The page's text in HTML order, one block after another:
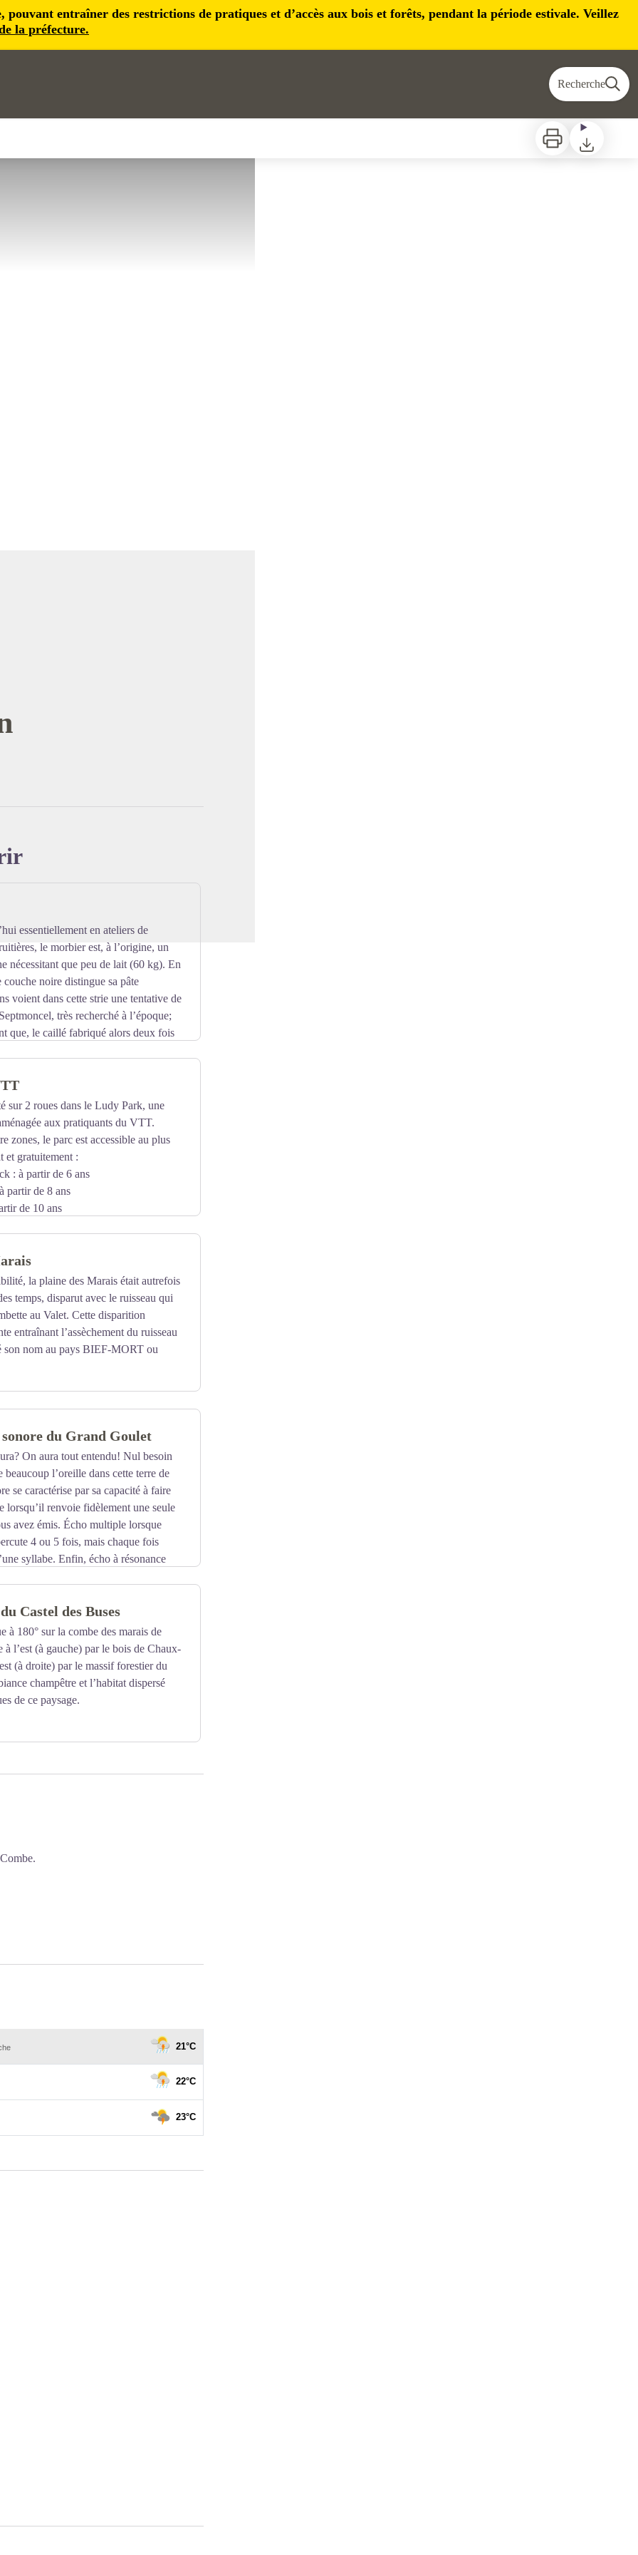
entraîner des restrictions de pratiques et d’accès aux bois et forêts, pendant la période estivale. Veillez
la préfecture.
Recherche
Imprimer Télécharger
essentiellement en ateliers de
le morbier est, à l’origine, un
nécessitant que peu de lait (60 kg). En
noire distingue sa pâte
voient dans cette strie une tentative de
très recherché à l’époque;
que, le caillé fabriqué alors deux fois
sur 2 roues dans le Ludy Park, une
aux pratiquants du VTT.
zones, le parc est accessible au plus
et gratuitement :
: à partir de 6 ans
partir de 8 ans
de 10 ans
la plaine des Marais était autrefois
temps, disparut avec le ruisseau qui
au Valet. Cette disparition
entraînant l’assèchement du ruisseau
son nom au pays BIEF-MORT ou
Fabriqué aujourd’hui essentiellement
l’origine, un fromage fermier ne
couche noire distingue sa pâte
par jour était protégé des insectes
Certains voient dans cette strie
à l’époque.
du Grand Goulet
On aura tout entendu! Nul besoin
beaucoup l’oreille dans cette terre de
se caractérise par sa capacité à faire
lorsqu’il renvoie fidèlement une seule
avez émis. Écho multiple lorsque
4 ou 5 fois, mais chaque fois
syllabe. Enfin, écho à résonance
naturel. Le site du Grand Goulet est
Morbier, laissez-vous tenter par cette
Castel des Buses
à 180° sur la combe des marais de
à l’est (à gauche) par le bois de Chaux-
(à droite) par le massif forestier du
champêtre et l’habitat dispersé
de ce paysage.